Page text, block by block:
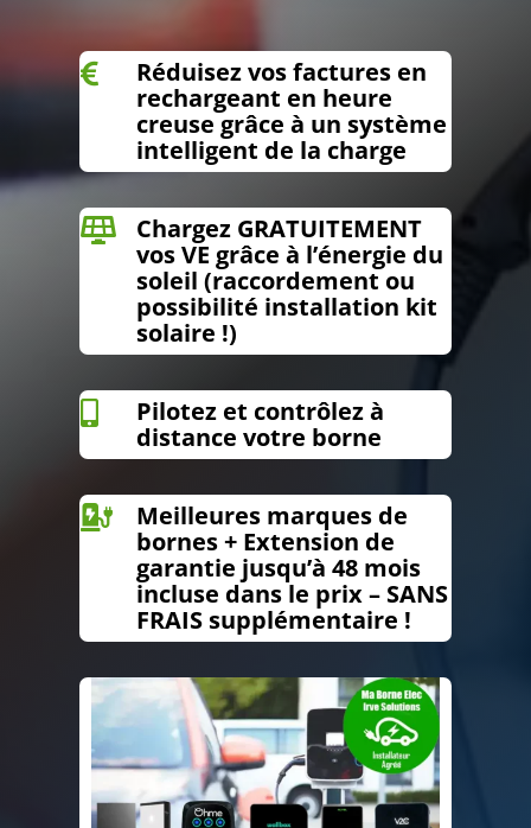

Réduisez vos factures en
rechargeant en heure
creuse grâce à un système
intelligent de la charge

Chargez GRATUITEMENT
vos VE grâce à l’énergie du
soleil (raccordement ou
possibilité installation kit
solaire !)

Pilotez et contrôlez à
distance votre borne

Meilleures marques de
bornes + Extension de
garantie jusqu’à 48 mois
incluse dans le prix – SANS
FRAIS supplémentaire !